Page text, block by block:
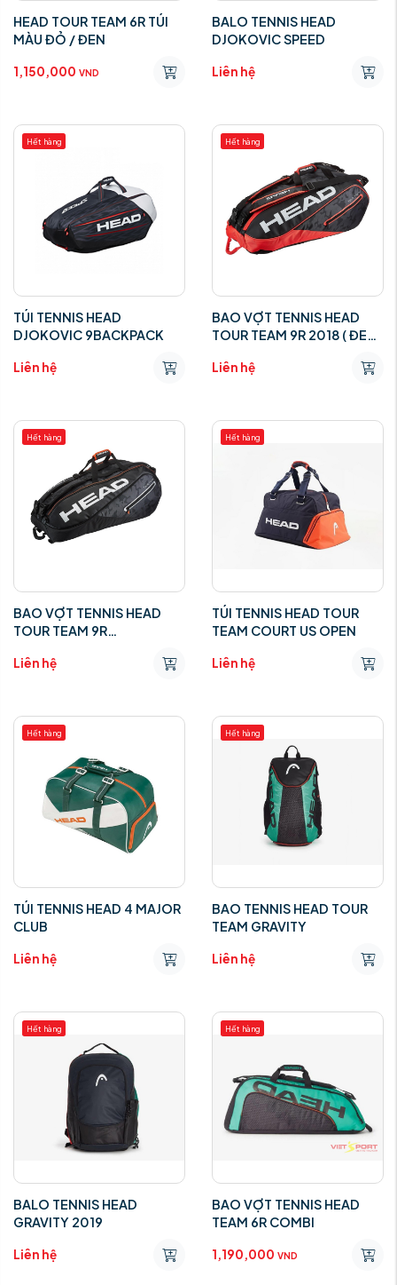
HEAD TOUR TEAM 6R TÚI
MÀU ĐỎ / ĐEN
1,150,000 VND
BALO TENNIS HEAD
DJOKOVIC SPEED
Liên hệ
Hết hàng
TÚI TENNIS HEAD
DJOKOVIC 9BACKPACK
Liên hệ
Hết hàng
BAO VỢT TENNIS HEAD
TOUR TEAM 9R 2018 ( ĐEN/
Liên hệ
Hết hàng
BAO VỢT TENNIS HEAD
TOUR TEAM 9R
Liên hệ
Hết hàng
TÚI TENNIS HEAD TOUR
TEAM COURT US OPEN
Liên hệ
Hết hàng
TÚI TENNIS HEAD 4 MAJOR
CLUB
Liên hệ
Hết hàng
BAO TENNIS HEAD TOUR
TEAM GRAVITY
Liên hệ
Hết hàng
BALO TENNIS HEAD
GRAVITY 2019
Liên hệ
Hết hàng
BAO VỢT TENNIS HEAD
TEAM 6R COMBI
1,190,000 VND